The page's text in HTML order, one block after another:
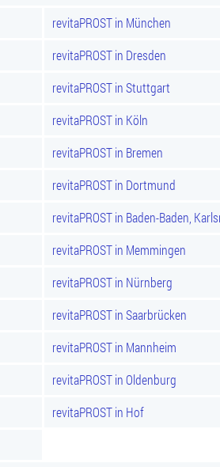
revitaPROST in München
revitaPROST in Dresden
revitaPROST in Stuttgart
revitaPROST in Köln
revitaPROST in Bremen
revitaPROST in Dortmund
revitaPROST in Baden-Baden,
revitaPROST in Memmingen
revitaPROST in Nürnberg
revitaPROST in Saarbrücken
revitaPROST in Mannheim
revitaPROST in Oldenburg
revitaPROST in Hof